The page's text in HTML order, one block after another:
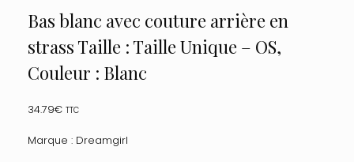
Bas blanc avec couture arrière en
strass Taille : Taille Unique – OS,
Couleur : Blanc
34.79€ TTC
Marque : Dreamgirl